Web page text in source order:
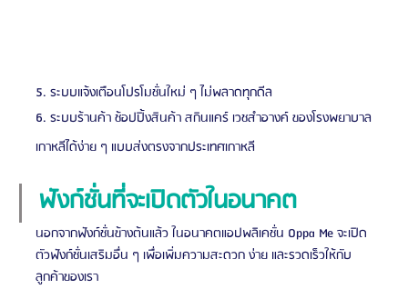
5. ระบบแจ้งเตือนโปรโมชั่นใหม่ ๆ ไม่พลาดทุกดีล
6. ระบบร้านค้า ช้อปปิ้งสินค้า สกินแคร์ เวชสำอางค์ ของโรงพยาบาล
เกาหลีได้ง่าย ๆ แบบส่งตรงจากประเทศเกาหลี
ฟังก์ชั่นที่จะเปิดตัวในอนาคต
นอกจากฟังก์ชั่นข้างต้นแล้ว ในอนาคตแอปพลิเคชั่น Oppa Me จะเปิด
ตัวฟังก์ชั่นเสริมอื่น ๆ เพื่อเพิ่มความสะดวก ง่าย และรวดเร็วให้กับ
ลูกค้าของเรา